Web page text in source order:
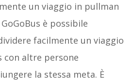
un viaggio in pullman
è possibile
facilmente un viaggio
con altre persone
la stessa meta. È